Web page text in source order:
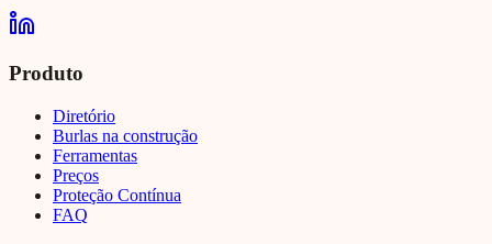
Produto
Diretório
Burlas na construção
Ferramentas
Preços
Proteção Contínua
FAQ